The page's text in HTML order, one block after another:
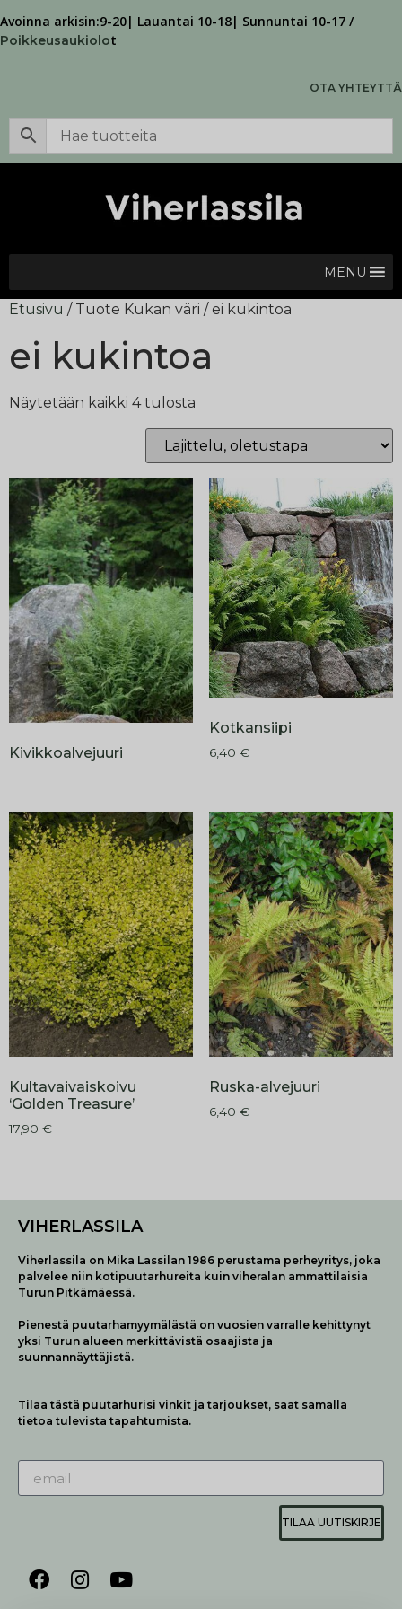
Avoinna arkisin:9-20| Lauantai 10-18| Sunnuntai 10-17 /
Poikkeusaukiolot
OTA YHTEYTTÄ
MENU
Etusivu / Tuote Kukan väri / ei kukintoa
ei kukintoa
Näytetään kaikki 4 tulosta
Kivikkoalvejuuri
Kotkansiipi
6,40 €
Kultavaivaiskoivu
‘Golden Treasure’
17,90 €
Ruska-alvejuuri
6,40 €
VIHERLASSILA
Viherlassila on Mika Lassilan 1986 perustama perheyritys, joka
palvelee niin kotipuutarhureita kuin viheralan ammattilaisia
Turun Pitkämäessä.
Pienestä puutarhamyymälästä on vuosien varralle kehittynyt
yksi Turun alueen merkittävistä osaajista ja
suunnannäyttäjistä.
Tilaa tästä puutarhurisi vinkit ja tarjoukset, saat samalla
tietoa tulevista tapahtumista.
TILAA UUTISKIRJE